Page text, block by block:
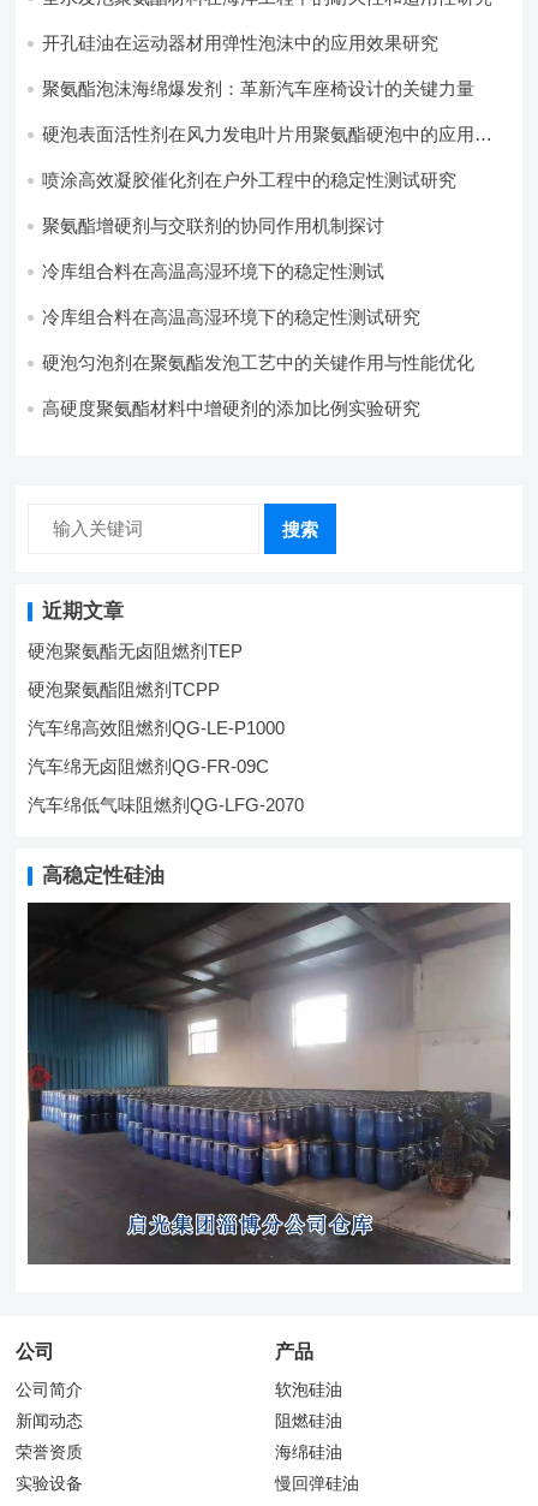
开孔硅油在运动器材用弹性泡沫中的应用效果研究
聚氨酯泡沫海绵爆发剂：革新汽车座椅设计的关键力量​
硬泡表面活性剂在风力发电叶片用聚氨酯硬泡中的应用实
喷涂高效凝胶催化剂在户外工程中的稳定性测试研究
聚氨酯增硬剂与交联剂的协同作用机制探讨
冷库组合料在高温高湿环境下的稳定性测试​
冷库组合料在高温高湿环境下的稳定性测试研究
硬泡匀泡剂在聚氨酯发泡工艺中的关键作用与性能优化
高硬度聚氨酯材料中增硬剂的添加比例实验研究
搜索
近期文章
硬泡聚氨酯无卤阻燃剂TEP
硬泡聚氨酯阻燃剂TCPP
汽车绵高效阻燃剂QG-LE-P1000
汽车绵无卤阻燃剂QG-FR-09C
汽车绵低气味阻燃剂QG-LFG-2070
高稳定性硅油
公司
公司简介
新闻动态
荣誉资质
实验设备
产品
软泡硅油
阻燃硅油
海绵硅油
慢回弹硅油